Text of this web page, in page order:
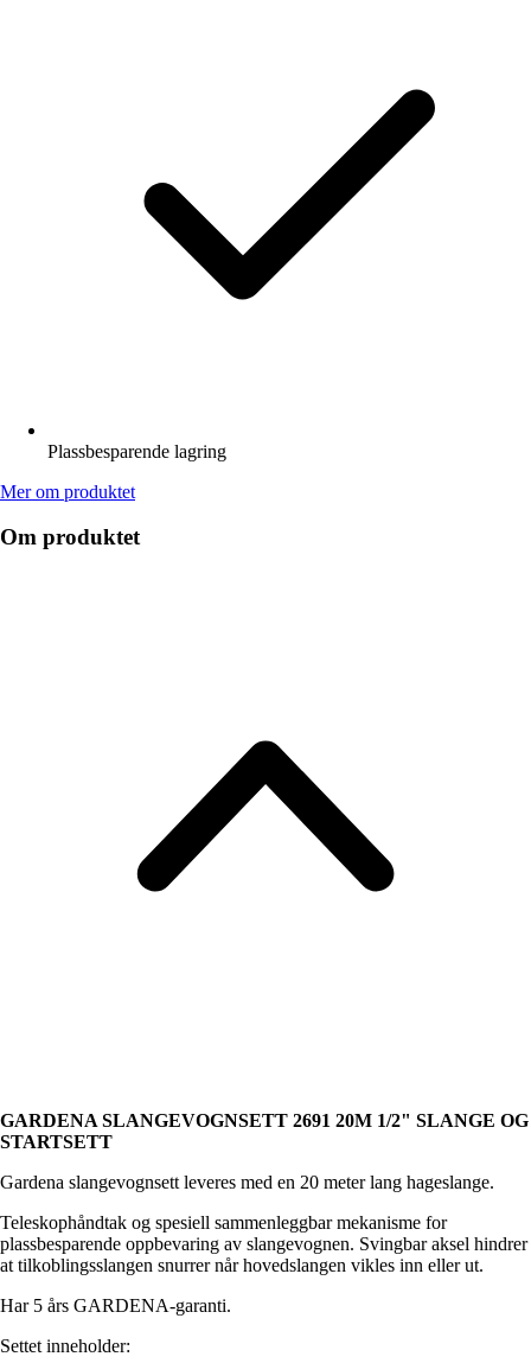
Plassbesparende lagring
Mer om produktet
Om produktet
GARDENA SLANGEVOGNSETT 2691 20M 1/2" SLANGE OG
STARTSETT
Gardena slangevognsett leveres med en 20 meter lang hageslange.
Teleskophåndtak og spesiell sammenleggbar mekanisme for
plassbesparende oppbevaring av slangevognen. Svingbar aksel hindrer
at tilkoblingsslangen snurrer når hovedslangen vikles inn eller ut.
Har 5 års GARDENA-garanti.
Settet inneholder: